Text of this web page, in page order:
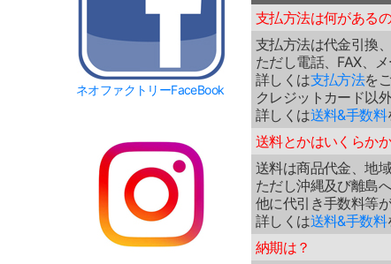
ネオファクトリーFaceBook
支払方法は何がある
支払方法は代金引換
ただし電話、FAX、
詳しくは支払方法を
クレジットカード以
詳しくは送料&手数料
送料とかはいくらか
送料は商品代金、地
ただし沖縄及び離島
他に代引き手数料等
詳しくは送料&手数料
納期は？